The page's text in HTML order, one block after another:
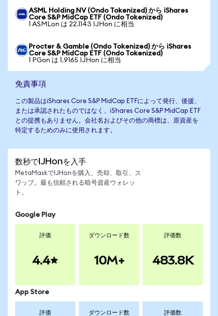
ASML Holding NV (Ondo Tokenized) から iShares
Core S&P MidCap ETF (Ondo Tokenized)
1 ASMLon は 22.1143 IJHon に相当
Procter & Gamble (Ondo Tokenized) から iShares
Core S&P MidCap ETF (Ondo Tokenized)
1 PGon は 1.9165 IJHon に相当
免責事項
この製品はiShares Core S&P MidCap ETFによって発行、後援、
または承認されたものではなく、iShares Core S&P MidCap ETF
との提携もありません。会社名およびその他の商標は、原資産を
特定するためのみに使用されます。
数秒でIJHonを入手
MetaMaskでIJHonを購入、売却、取引、ス
ワップ。最も信頼される暗号資産ウォレッ
ト。
Google Play
評価
4.4
ダウンロード数
10M+
評価数
483.8K
App Store
評価 ダウンロード数 評価数